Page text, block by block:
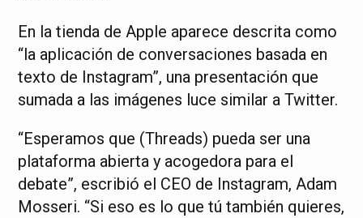
En la tienda de Apple aparece descrita como
“la aplicación de conversaciones basada en
texto de Instagram”, una presentación que
sumada a las imágenes luce similar a Twitter.
“Esperamos que (Threads) pueda ser una
plataforma abierta y acogedora para el
debate”, escribió el CEO de Instagram, Adam
Mosseri. “Si eso es lo que tú también quieres,